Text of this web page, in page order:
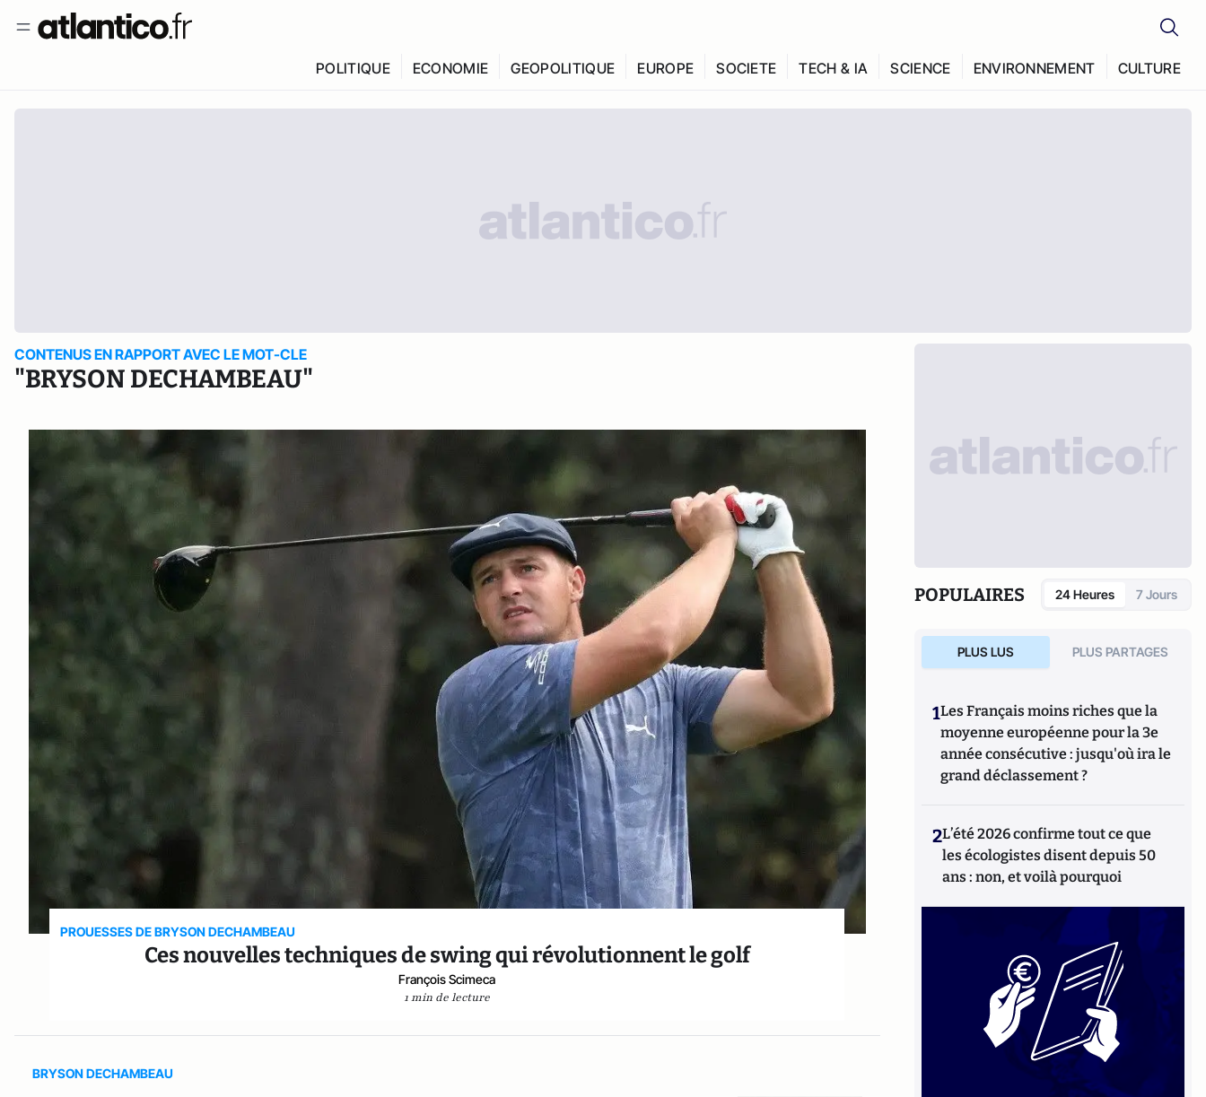
POLITIQUE ECONOMIE GEOPOLITIQUE EUROPE SOCIETE TECH & IA SCIENCE ENVIRONNEMENT CULTURE
CONTENUS EN RAPPORT AVEC LE MOT-CLE
"BRYSON DECHAMBEAU"
PROUESSES DE BRYSON DECHAMBEAU
Ces nouvelles techniques de swing qui révolutionnent le golf
François Scimeca
1 min de lecture
BRYSON DECHAMBEAU
POPULAIRES 24 Heures 7 Jours
PLUS LUS PLUS PARTAGES
1Les Français moins riches que la
moyenne européenne pour la 3e
année consécutive : jusqu'où ira le
grand déclassement ?
2L’été 2026 confirme tout ce que
les écologistes disent depuis 50
ans : non, et voilà pourquoi